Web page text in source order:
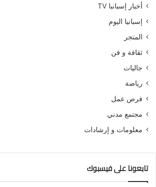
أخبار إسبانبا TV
إسبانيا اليوم
المتجر
ثقافة و فن
جاليات
رياضة
فرص عمل
مجتمع مدني
معلومات و إرشادات
تابعونا على فيسبوك